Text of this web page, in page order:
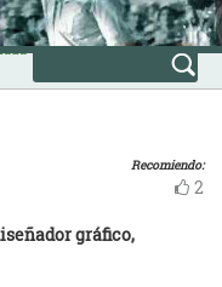
Recomiendo:
2
gráfico,